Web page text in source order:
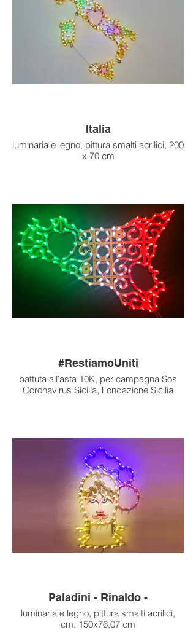
Italia
luminaria e legno, pittura smalti acrilici, 200
x 70 cm
#RestiamoUniti
battuta all'asta 10K, per campagna Sos
Coronavirus Sicilia, Fondazione Sicilia
Paladini - Rinaldo -
luminaria e legno, pittura smalti acrilici,
cm. 150x76,07 cm